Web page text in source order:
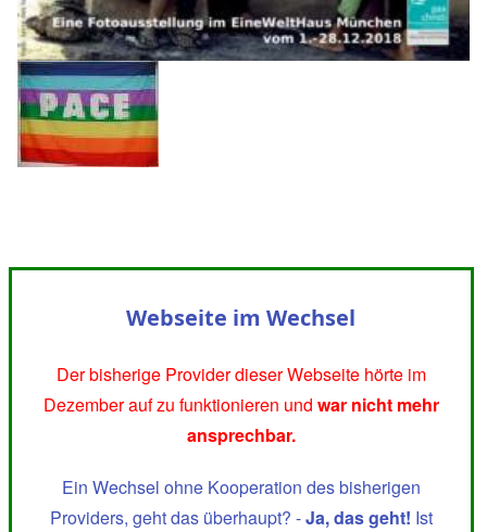
Webseite im Wechsel
Der bisherige Provider dieser Webseite hörte im
Dezember auf zu funktionieren und war nicht mehr
ansprechbar.
Ein Wechsel ohne Kooperation des bisherigen
Providers, geht das überhaupt? -Ja, das geht! Ist